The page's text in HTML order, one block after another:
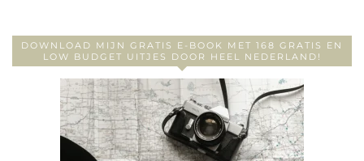
DOWNLOAD MIJN GRATIS E-BOOK MET 168 GRATIS EN
LOW BUDGET UITJES DOOR HEEL NEDERLAND!